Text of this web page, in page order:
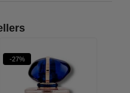
-27%